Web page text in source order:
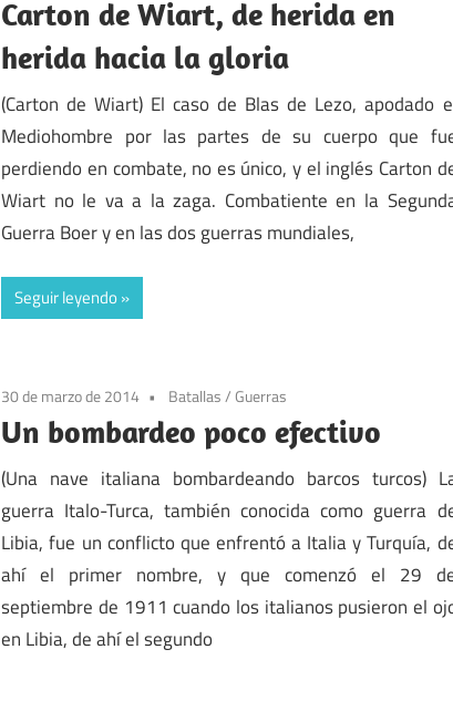
Carton de Wiart, de herida en
herida hacia la gloria
(Carton de Wiart) El caso de Blas de Lezo, apodado
Mediohombre por las partes de su cuerpo que
perdiendo en combate, no es único, y el inglés Carton
Wiart no le va a la zaga. Combatiente en la
Guerra Boer y en las dos guerras mundiales,
Seguir leyendo
30 de marzo de 2014 Batallas/Guerras
Un bombardeo poco efectivo
(Una nave italiana bombardeando barcos turcos)
guerra Italo-Turca, también conocida como guerra
Libia, fue un conflicto que enfrentó a Italia y Turquía,
ahí el primer nombre, y que comenzó el 29
septiembre de 1911 cuando los italianos pusieron el
en Libia, de ahí el segundo